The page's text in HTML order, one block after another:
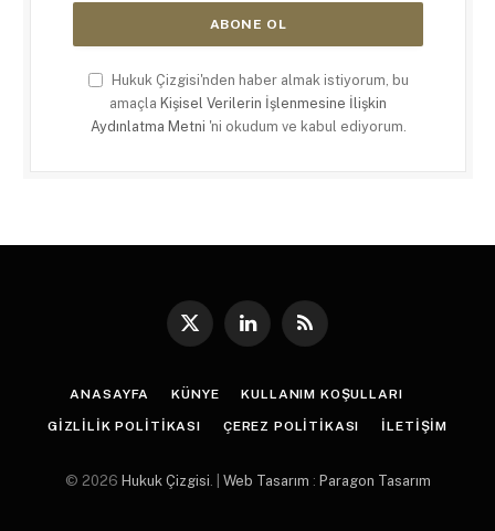
Hukuk Çizgisi'nden haber almak istiyorum, bu
amaçla Kişisel Verilerin İşlenmesine İlişkin
Aydınlatma Metni 'ni okudum ve kabul ediyorum.
X
LinkedInRSS
ANASAYFA KÜNYE KULLANIM KOŞULLARI
GIZLILIK POLITIKASI ÇEREZ POLITIKASI İLETIŞIM
© 2026 Hukuk Çizgisi Web Tasarım : Paragon Tasarım